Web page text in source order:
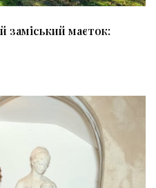
заміський маєток: